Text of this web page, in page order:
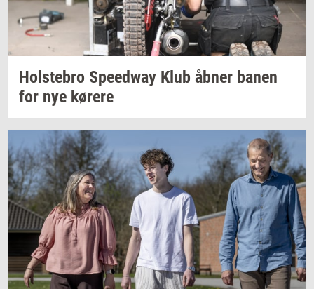
Holste­bro Spe­edway Klub åbner banen
for nye kø­re­re